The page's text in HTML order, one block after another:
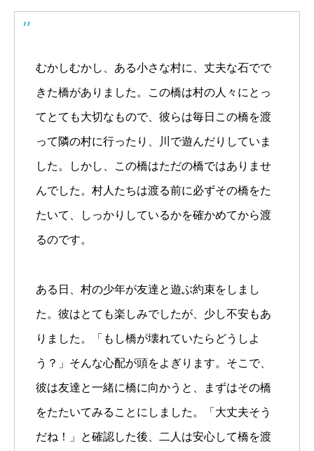
むかしむかし、ある小さな村に、丈夫な石でで
きた橋がありました。この橋は村の人々にとっ
てとても大切なもので、彼らは毎日この橋を渡
って隣の村に行ったり、川で遊んだりしていま
した。しかし、この橋はただの橋ではありませ
んでした。村人たちは渡る前に必ずその橋をた
たいて、しっかりしているかを確かめてから渡
るのです。
ある日、村の少年が友達と遊ぶ約束をしまし
た。彼はとても楽しみでしたが、少し不安もあ
りました。「もし橋が壊れていたらどうしよ
う？」そんな心配が頭をよぎります。そこで、
彼は友達と一緒に橋に向かうと、まずはその橋
をたたいてみることにしました。「大丈夫そう
だね！」と確認した後、二人は安心して橋を渡